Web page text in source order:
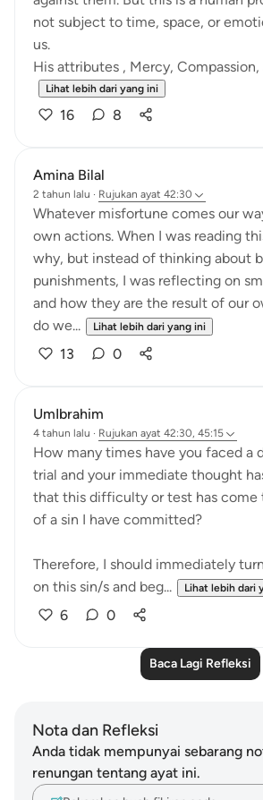
not subject to time, space, or
us.
His attributes , Mercy, Compassion,
Lihat lebih dari yang ini
16 8
Amina Bilal
2 tahun lalu · Rujukan ayat 42:30
Whatever misfortune comes our
own actions. When I was reading
why, but instead of thinking about
punishments, I was reflecting on
and how they are the result of our
do we...
Lihat lebih dari yang ini
13 0
UmIbrahim
4 tahun lalu · Rujukan ayat 42:30, 45:15
How many times have you faced a
trial and your immediate thought
that this difficulty or test has come
of a sin I have committed?
Therefore, I should immediately
on this sin/s and beg...
Lihat lebih dari
6 0
Baca Lagi Refleksi
Nota dan Refleksi
Anda tidak mempunyai sebarang
renungan tentang ayat ini.